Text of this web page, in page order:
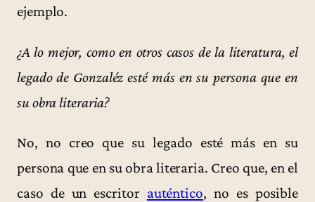
ejemplo.
¿A lo mejor, como en otros casos de la literatura, el
legado de Gonzaléz esté más en su persona que en
su obra literaria?
No, no creo que su legado esté más en su
persona que en su obra literaria. Creo que, en el
caso de un escritor auténtico, no es posible